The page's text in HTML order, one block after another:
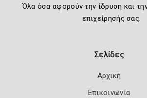
Όλα όσα αφορούν την ίδρυση και
επιχείρησής σας.
Σελίδες
Αρχική
Επικοινωνία